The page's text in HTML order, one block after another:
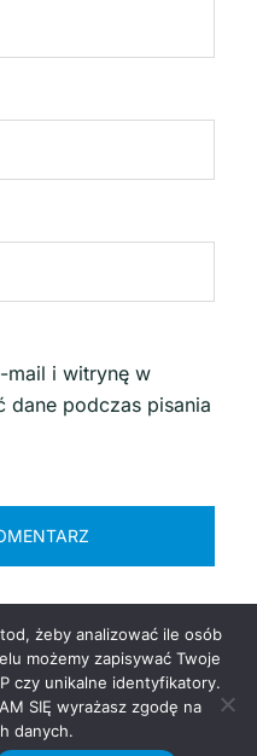
mail i witrynę w
dane podczas pisania
Morska w Szczecinie
żeby analizować ile osób
możemy zapisywać Twoje
czy unikalne identyfikatory.
SIĘ wyrażasz zgodę na
danych.